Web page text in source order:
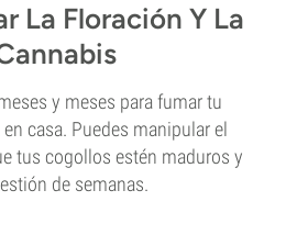
La Floración Y La
y meses para fumar tu
casa. Puedes manipular el
tus cogollos estén maduros y
de semanas.